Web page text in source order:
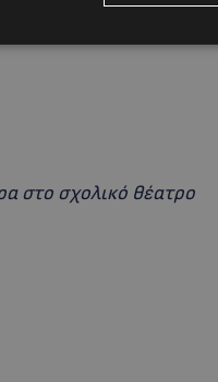
στο σχολικό θέατρο